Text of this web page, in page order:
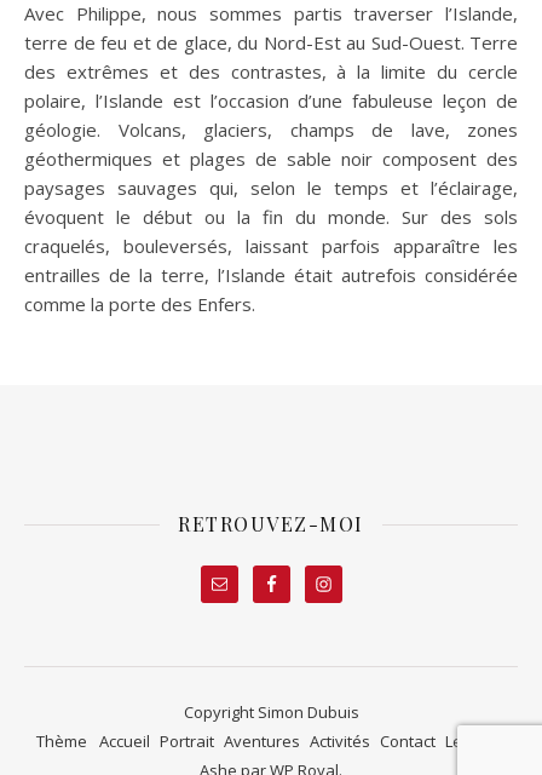
Avec Philippe, nous sommes partis traverser l’Islande,
terre de feu et de glace, du Nord-Est au Sud-Ouest. Terre
des extrêmes et des contrastes, à la limite du cercle
polaire, l’Islande est l’occasion d’une fabuleuse leçon de
géologie. Volcans, glaciers, champs de lave, zones
géothermiques et plages de sable noir composent des
paysages sauvages qui, selon le temps et l’éclairage,
évoquent le début ou la fin du monde. Sur des sols
craquelés, bouleversés, laissant parfois apparaître les
entrailles de la terre, l’Islande était autrefois considérée
comme la porte des Enfers.
RETROUVEZ-MOI
Copyright Simon Dubuis
Accueil Portrait Aventures Activités Contact Le blog
Thème
Ashe parWP Royal.